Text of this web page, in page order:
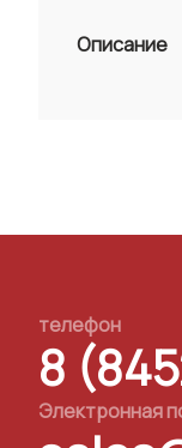
Описание
телефон
8
Электронная